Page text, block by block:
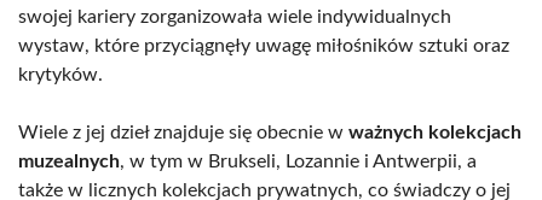
swojej kariery zorganizowała wiele indywidualnych
wystaw, które przyciągnęły uwagę miłośników sztuki oraz
krytyków.
Wiele z jej dzieł znajduje się obecnie w ważnych kolekcjach
muzealnych, w tym w Brukseli, Lozannie i Antwerpii, a
także w licznych kolekcjach prywatnych, co świadczy o jej